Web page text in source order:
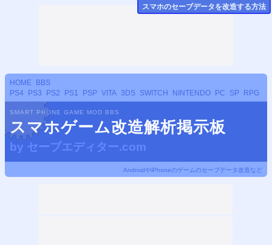
HOME
BBS
PS4
PS3 PS2 PS1 PSP VITA 3DS SWITCH NINTENDO PC SP RPG
SMART PHONE GAME MOD BBS
スマホゲーム改造解析掲示板
by セーブエディター.com
AndroidやiPhoneのゲームのセーブデータ改造など
スマホのセーブデータを改造する方法